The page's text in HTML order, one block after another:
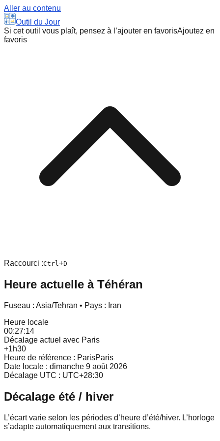
Aller au contenu
Outil du Jour
Si cet outil vous plaît, pensez à l’ajouter en favorisAjoutez en
favoris
Raccourci :Ctrl+D
Heure actuelle à Téhéran
Fuseau : Asia/Tehran • Pays : Iran
Heure locale
00:27:15
Décalage actuel avec Paris
+1h30
Heure de référence : ParisParis
Date locale : dimanche 9 août 2026
Décalage UTC : UTC+28:30
Décalage été / hiver
L’écart varie selon les périodes d’heure d’été/hiver. L’horloge
s’adapte automatiquement aux transitions.